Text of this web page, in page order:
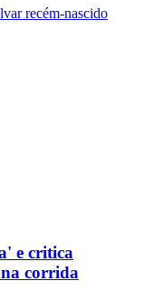
recém-nascido
e critica
corrida